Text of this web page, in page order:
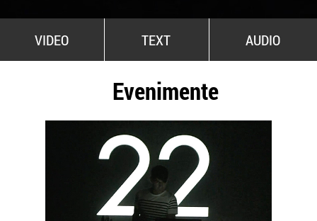
VIDEO TEXT AUDIO
Evenimente